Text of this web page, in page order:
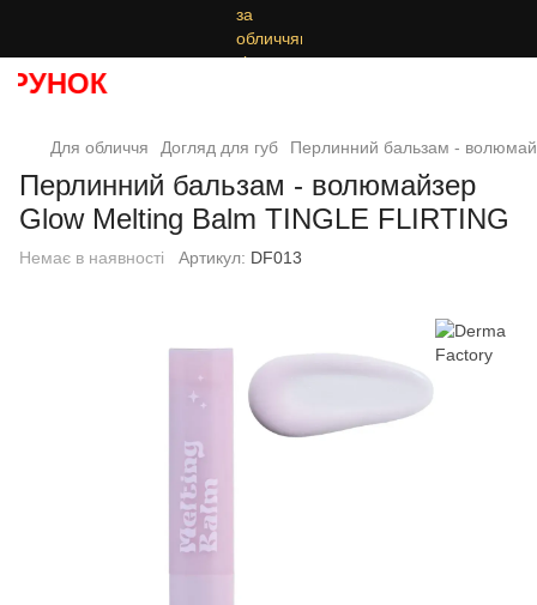
Для обличчя Догляд для губ Перлинний бальзам -
Перлинний бальзам - волюмайзер
Glow Melting Balm TINGLE FLIRTING
Немає в наявності Артикул: DF013